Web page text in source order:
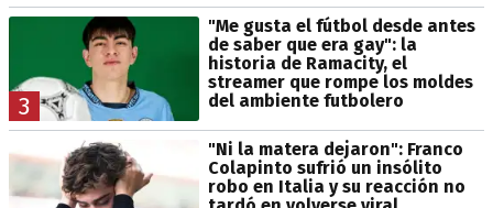
3
"Me gusta el fútbol desde antes
de saber que era gay": la
historia de Ramacity, el
streamer que rompe los moldes
del ambiente futbolero
"Ni la matera dejaron": Franco
Colapinto sufrió un insólito
robo en Italia y su reacción no